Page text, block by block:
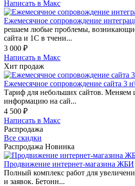
Написать в Макс
Ежемесячное сопровождение
решаем любые проблемы,
сайта и 1С в тчени...
3 000 ₽
Написать в Макс
Хит продаж
Ежемесячное сопровождение сайта 3
Тариф для небольших сайтов.
информацию на сай...
4 500 ₽
Написать в Макс
Распродажа
Все скидки
Распродажа Новинка
Продвижение интернет-магазина ЖБИ
Полный комплекс работ для
и заявок. Бетонн...